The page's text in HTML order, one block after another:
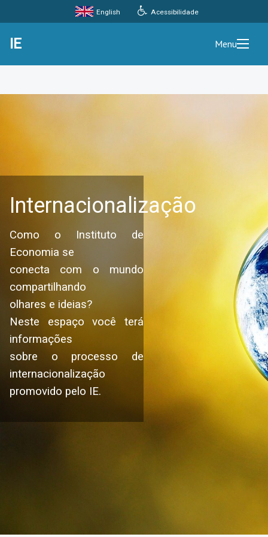
Acessibilidade
English
IE Menu
Internacionalização
Como o Instituto de
Economia se
conecta com o mundo
compartilhando
olhares e ideias?
Neste espaço você terá
informações
sobre o processo de
internacionalização
promovido pelo IE.